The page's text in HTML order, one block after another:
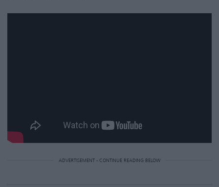
ADVERTISEMENT - CONTINUE READING BELOW